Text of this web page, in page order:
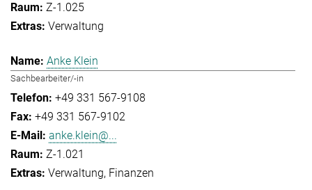
Z-1.025
Verwaltung
Anke Klein
Sachbearbeiter/-in
+49 331 567-9108
+49 331 567-9102
anke.klein@...
Z-1.021
Verwaltung Finanzen